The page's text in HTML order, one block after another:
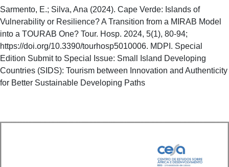
Sarmento, E.; Silva, Ana (2024). Cape Verde: Islands of
Vulnerability or Resilience? A Transition from a MIRAB Model
into a TOURAB One? Tour. Hosp. 2024, 5(1), 80-94;
https://doi.org/10.3390/tourhosp5010006. MDPI. Special
Edition Submit to Special Issue: Small Island Developing
Countries (SIDS): Tourism between Innovation and Authenticity
for Better Sustainable Developing Paths